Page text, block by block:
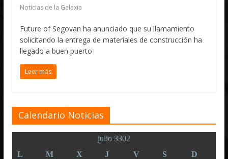
Noticias de la Galaxia
Future of Segovan ha anunciado que su llamamiento
solicitando la entrega de materiales de construcción ha
llegado a buen puerto
Leer más
Calendario Noticias
julio 3302
L
M X J V S D